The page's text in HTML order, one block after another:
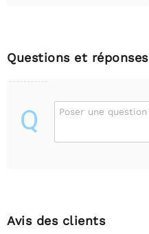
Questions et réponses
Q Poser une question
Avis des clients